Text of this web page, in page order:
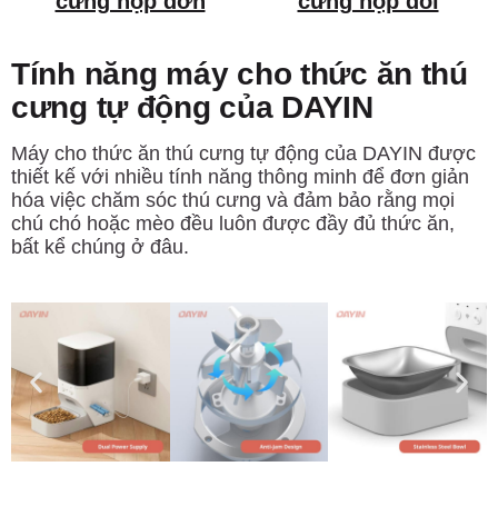
Tính năng máy cho thức ăn thú
cưng tự động của DAYIN
Máy cho thức ăn thú cưng tự động của DAYIN được
thiết kế với nhiều tính năng thông minh để đơn giản
hóa việc chăm sóc thú cưng và đảm bảo rằng mọi
chú chó hoặc mèo đều luôn được đầy đủ thức ăn,
bất kể chúng ở đâu.